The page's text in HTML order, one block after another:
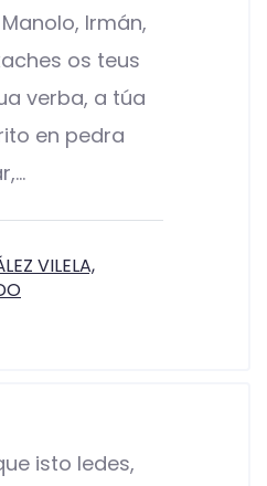
Irmán,
os teus
verba, a túa
en pedra
VILELA,
isto ledes,